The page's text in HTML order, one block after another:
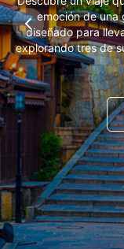
emoción de una
diseñado para
explorando tres de